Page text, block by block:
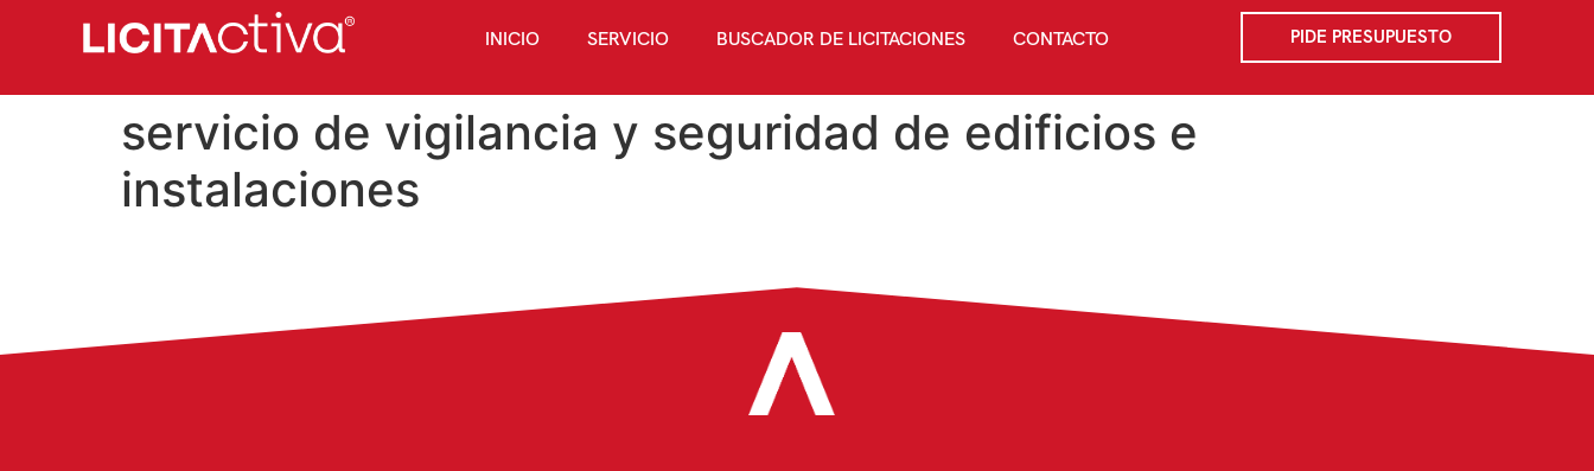
INICIO SERVICIO BUSCADOR DE LICITACIONES CONTACTO PIDE PRESUPUESTO
servicio de vigilancia y seguridad de edificios e
instalaciones